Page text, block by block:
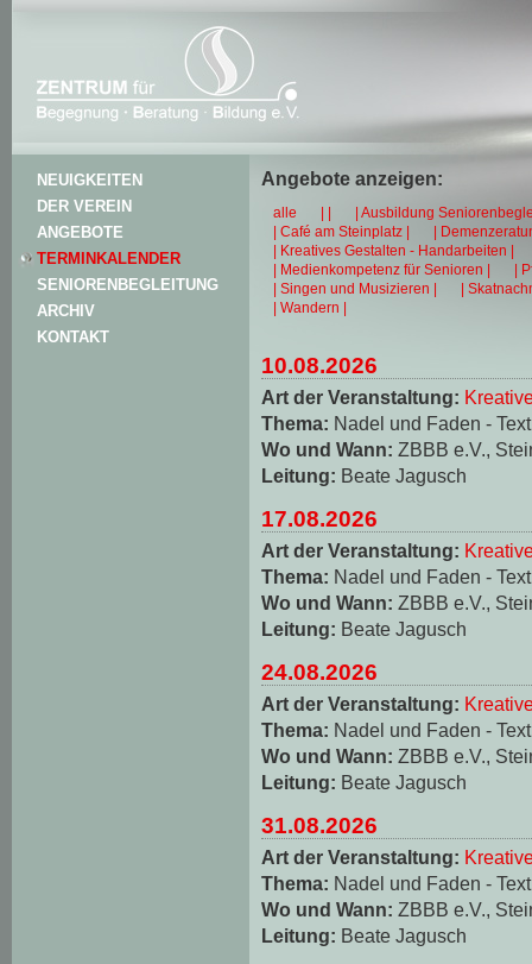
NEUIGKEITEN
DER VEREIN
ANGEBOTE
TERMINKALENDER
SENIORENBEGLEITUNG
ARCHIV
KONTAKT
Angebote anzeigen:
alle | |
| Ausbildung
| Café am Steinplatz |
|
| Kreatives Gestalten - Handarbeiten |
| Medienkompetenz für Senioren |
|
| Singen und Musizieren |
|
| Wandern |
10.08.2026
Art der Veranstaltung:
Thema: Nadel und Faden -
Wo und Wann: ZBBB e.V.,
Leitung: Beate Jagusch
17.08.2026
Art der Veranstaltung:
Thema: Nadel und Faden -
Wo und Wann: ZBBB e.V.,
Leitung: Beate Jagusch
24.08.2026
Art der Veranstaltung:
Thema: Nadel und Faden -
Wo und Wann: ZBBB e.V.,
Leitung: Beate Jagusch
31.08.2026
Art der Veranstaltung:
Thema: Nadel und Faden -
Wo und Wann: ZBBB e.V.,
Leitung: Beate Jagusch